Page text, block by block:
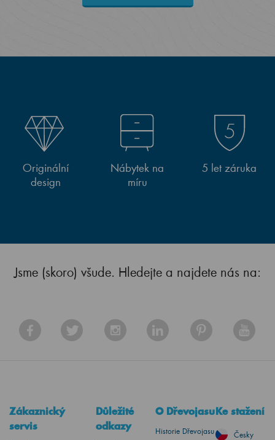
Originální
design
Nábytek na
míru
5 let záruka
Jsme (skoro) všude. Hledejte a najdete nás na:
Zákaznický
servis
Důležité
odkazy
O Dřevojasu
Historie Dřevojasu
Ke stažení
Česky